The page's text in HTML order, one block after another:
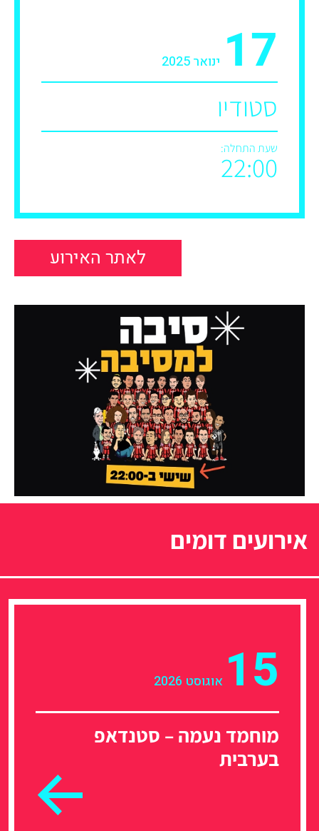
17 ינואר 2025
סטודיו
שעת התחלה:
22:00
לאתר האירוע
אירועים דומים
15 אוגוסט 2026
מוחמד נעמה – סטנדאפ
בערבית